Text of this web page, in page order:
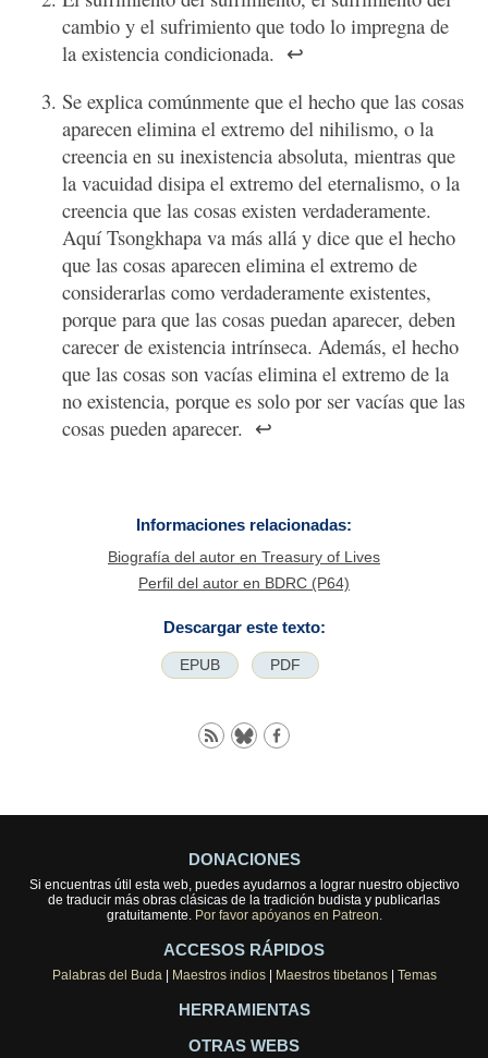
cambio y el sufrimiento que todo lo impregna de
la existencia condicionada. ↩
Se explica comúnmente que el hecho que las cosas
aparecen elimina el extremo del nihilismo, o la
creencia en su inexistencia absoluta, mientras que
la vacuidad disipa el extremo del eternalismo, o la
creencia que las cosas existen verdaderamente.
Aquí Tsongkhapa va más allá y dice que el hecho
que las cosas aparecen elimina el extremo de
considerarlas como verdaderamente existentes,
porque para que las cosas puedan aparecer, deben
carecer de existencia intrínseca. Además, el hecho
que las cosas son vacías elimina el extremo de la
no existencia, porque es solo por ser vacías que las
cosas pueden aparecer. ↩
Informaciones relacionadas:
Biografía del autor en Treasury of Lives
Perfil del autor en BDRC (P64)
Descargar este texto:
EPUB PDF
DONACIONES
Si encuentras útil esta web, puedes ayudarnos a lograr nuestro objectivo
de traducir más obras clásicas de la tradición budista y publicarlas
gratuitamente. Por favor apóyanos en Patreon.
ACCESOS RÁPIDOS
Palabras del Buda| Maestros indios| Maestros tibetanos| Temas
HERRAMIENTAS
OTRAS WEBS